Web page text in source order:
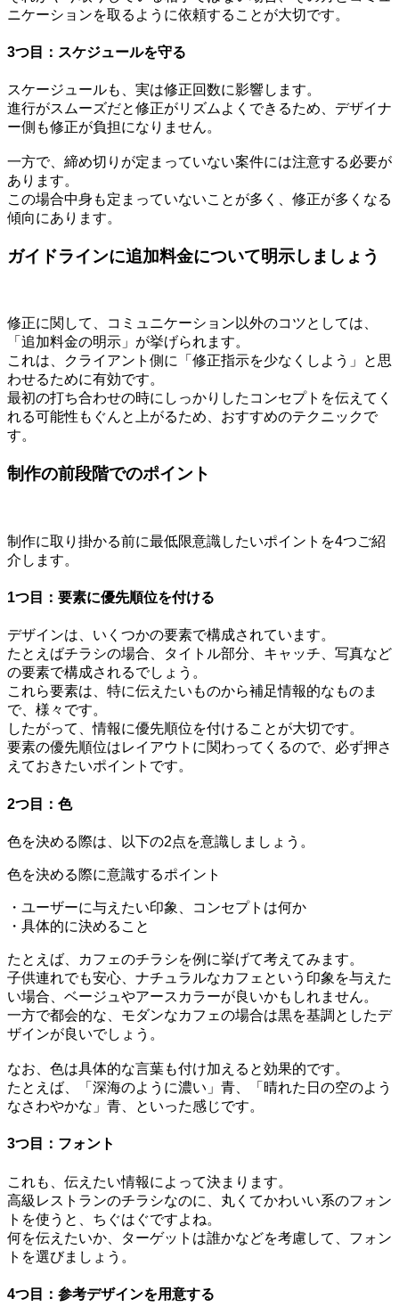
ニケーションを取るように依頼することが大切です。
3つ目：スケジュールを守る
スケージュールも、実は修正回数に影響します。
進行がスムーズだと修正がリズムよくできるため、デザイナ
ー側も修正が負担になりません。
一方で、締め切りが定まっていない案件には注意する必要が
あります。
この場合中身も定まっていないことが多く、修正が多くなる
傾向にあります。
ガイドラインに追加料金について明示しましょう
修正に関して、コミュニケーション以外のコツとしては、
「追加料金の明示」が挙げられます。
これは、クライアント側に「修正指示を少なくしよう」と思
わせるために有効です。
最初の打ち合わせの時にしっかりしたコンセプトを伝えてく
れる可能性もぐんと上がるため、おすすめのテクニックで
す。
制作の前段階でのポイント
制作に取り掛かる前に最低限意識したいポイントを4つご紹
介します。
1つ目：要素に優先順位を付ける
デザインは、いくつかの要素で構成されています。
たとえばチラシの場合、タイトル部分、キャッチ、写真など
の要素で構成されるでしょう。
これら要素は、特に伝えたいものから補足情報的なものま
で、様々です。
したがって、情報に優先順位を付けることが大切です。
要素の優先順位はレイアウトに関わってくるので、必ず押さ
えておきたいポイントです。
2つ目：色
色を決める際は、以下の2点を意識しましょう。
色を決める際に意識するポイント
・ユーザーに与えたい印象、コンセプトは何か
・具体的に決めること
たとえば、カフェのチラシを例に挙げて考えてみます。
子供連れでも安心、ナチュラルなカフェという印象を与えた
い場合、ベージュやアースカラーが良いかもしれません。
一方で都会的な、モダンなカフェの場合は黒を基調としたデ
ザインが良いでしょう。
なお、色は具体的な言葉も付け加えると効果的です。
たとえば、「深海のように濃い」青、「晴れた日の空のよう
なさわやかな」青、といった感じです。
3つ目：フォント
これも、伝えたい情報によって決まります。
高級レストランのチラシなのに、丸くてかわいい系のフォン
トを使うと、ちぐはぐですよね。
何を伝えたいか、ターゲットは誰かなどを考慮して、フォン
トを選びましょう。
4つ目：参考デザインを用意する